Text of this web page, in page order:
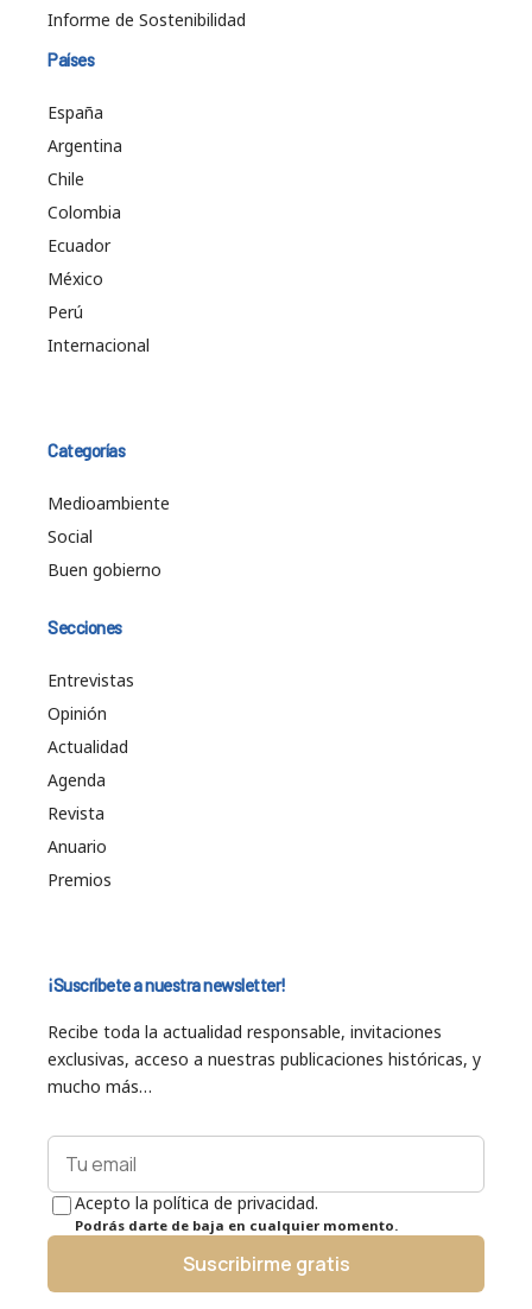
Informe de Sostenibilidad
Países
España
Argentina
Chile
Colombia
Ecuador
México
Perú
Internacional
Categorías
Medioambiente
Social
Buen gobierno
Secciones
Entrevistas
Opinión
Actualidad
Agenda
Revista
Anuario
Premios
¡Suscríbete a nuestra newsletter!
Recibe toda la actualidad responsable, invitaciones
exclusivas, acceso a nuestras publicaciones históricas, y
mucho más…
Acepto la política de privacidad.
Podrás darte de baja en cualquier momento.
Suscribirme gratis